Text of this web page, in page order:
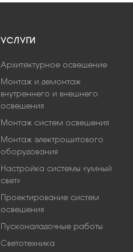
УСЛУГИ
Архитектурное освещение
Монтаж и демонтаж
внутреннего и внешнего
освещения
Монтаж систем освещения
Монтаж электрощитового
оборудования
Настройка системы «умный
свет»
Проектирование систем
освещения
Пусконаладочные работы
Светотехника